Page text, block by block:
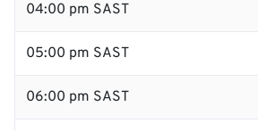
04:00 pm SAST
05:00 pm SAST
06:00 pm SAST